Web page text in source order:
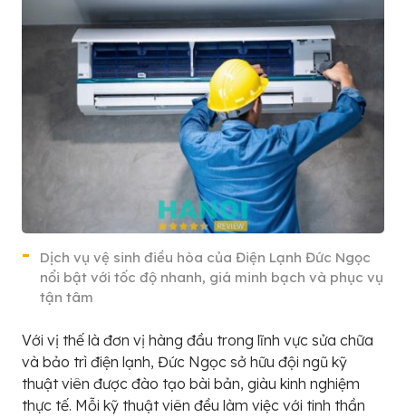
Dịch vụ vệ sinh điều hòa của Điện Lạnh Đức Ngọc
nổi bật với tốc độ nhanh, giá minh bạch và phục vụ
tận tâm
Với vị thế là đơn vị hàng đầu trong lĩnh vực sửa chữa
và bảo trì điện lạnh, Đức Ngọc sở hữu đội ngũ kỹ
thuật viên được đào tạo bài bản, giàu kinh nghiệm
thực tế. Mỗi kỹ thuật viên đều làm việc với tinh thần